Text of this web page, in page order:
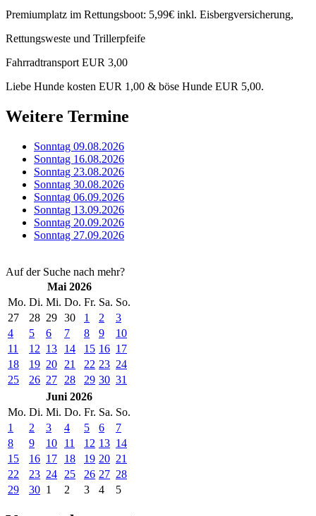
Premiumplatz im Rettungsboot: 5,99€ inkl. Eisbergversicherung,
Rettungsweste und Trillerpfeife
Fahrradtransport EUR 3,00
Liebe Hunde kosten EUR 1,00 & böse Hunde EUR 5,00.
Weitere Termine
Sonntag 09.08.2026
Sonntag 16.08.2026
Sonntag 23.08.2026
Sonntag 30.08.2026
Sonntag 06.09.2026
Sonntag 13.09.2026
Sonntag 20.09.2026
Sonntag 27.09.2026
Auf der Suche nach mehr?
Mai 2026
Mo. Di. Mi. Do. Fr. Sa. So.
27
28 29 30 1 2
3
4
5 6 7 8 9
10
11
12 13 14 15 16 17
18
19 20 21 22 23 24
25
26 27 28 29 30 31
Juni 2026
Mo. Di. Mi. Do. Fr. Sa. So.
1
2 3 4 5 6
7
8
9 10 11 12 13 14
15
16 17 18 19 20 21
22
23 24 25 26 27 28
29
30 1 2 3 4 5